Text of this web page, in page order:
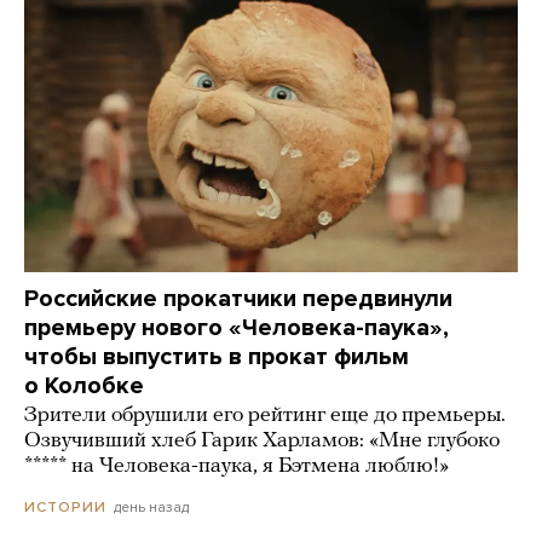
Российские прокатчики передвинули
премьеру нового «Человека-паука»,
чтобы выпустить в прокат фильм
о Колобке
Зрители обрушили его рейтинг еще до премьеры.
Озвучивший хлеб Гарик Харламов: «Мне глубоко
***** на Человека-паука, я Бэтмена люблю!»
ИСТОРИИ день назад